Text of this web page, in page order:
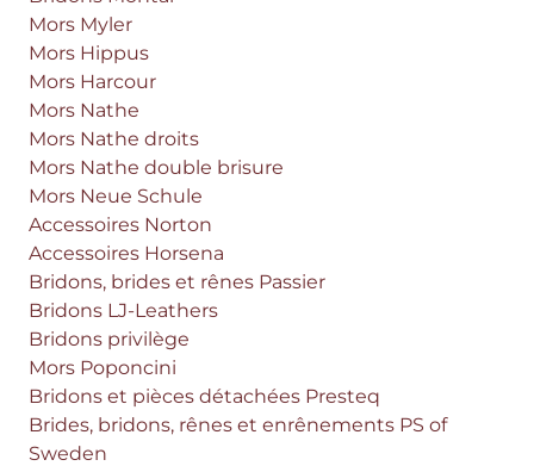
Mors Myler
Mors Hippus
Mors Harcour
Mors Nathe
Mors Nathe droits
Mors Nathe double brisure
Mors Neue Schule
Accessoires Norton
Accessoires Horsena
Bridons, brides et rênes Passier
Bridons LJ-Leathers
Bridons privilège
Mors Poponcini
Bridons et pièces détachées Presteq
Brides, bridons, rênes et enrênements PS of
Sweden